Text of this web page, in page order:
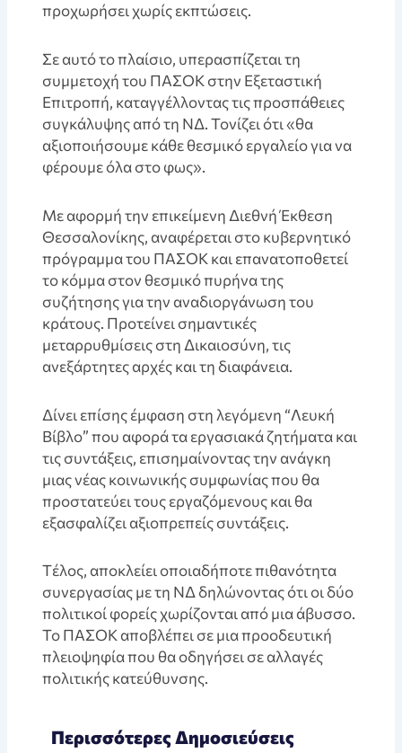
προχωρήσει χωρίς εκπτώσεις.
Σε αυτό το πλαίσιο, υπερασπίζεται τη
συμμετοχή του ΠΑΣΟΚ στην Εξεταστική
Επιτροπή, καταγγέλλοντας τις προσπάθειες
συγκάλυψης από τη ΝΔ. Τονίζει ότι «θα
αξιοποιήσουμε κάθε θεσμικό εργαλείο για να
φέρουμε όλα στο φως».
Με αφορμή την επικείμενη Διεθνή Έκθεση
Θεσσαλονίκης, αναφέρεται στο κυβερνητικό
πρόγραμμα του ΠΑΣΟΚ και επανατοποθετεί
το κόμμα στον θεσμικό πυρήνα της
συζήτησης για την αναδιοργάνωση του
κράτους. Προτείνει σημαντικές
μεταρρυθμίσεις στη Δικαιοσύνη, τις
ανεξάρτητες αρχές και τη διαφάνεια.
Δίνει επίσης έμφαση στη λεγόμενη “Λευκή
Βίβλο” που αφορά τα εργασιακά ζητήματα και
τις συντάξεις, επισημαίνοντας την ανάγκη
μιας νέας κοινωνικής συμφωνίας που θα
προστατεύει τους εργαζόμενους και θα
εξασφαλίζει αξιοπρεπείς συντάξεις.
Tέλος, αποκλείει οποιαδήποτε πιθανότητα
συνεργασίας με τη ΝΔ δηλώνοντας ότι οι δύο
πολιτικοί φορείς χωρίζονται από μια άβυσσο.
Το ΠΑΣΟΚ αποβλέπει σε μια προοδευτική
πλειοψηφία που θα οδηγήσει σε αλλαγές
πολιτικής κατεύθυνσης.
Περισσότερες Δημοσιεύσεις